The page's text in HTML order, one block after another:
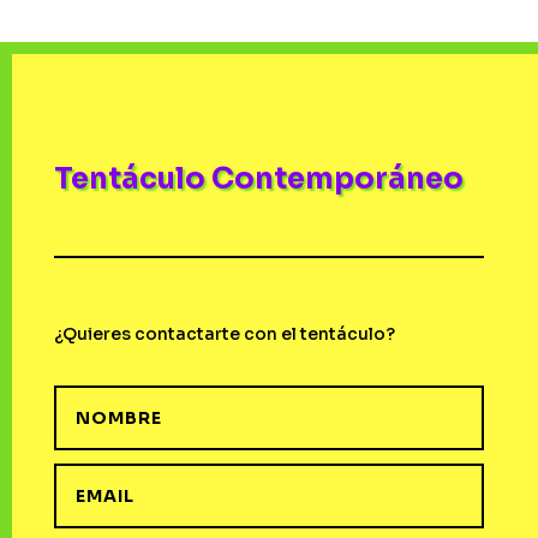
Tentáculo Contemporáneo
¿Quieres contactarte con el tentáculo?